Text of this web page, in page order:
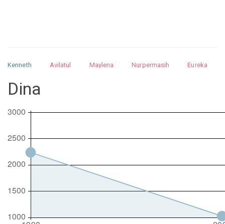
Kenneth Avilatul Maylena Nurpermasih
Eureka
Nurhilman
Dina